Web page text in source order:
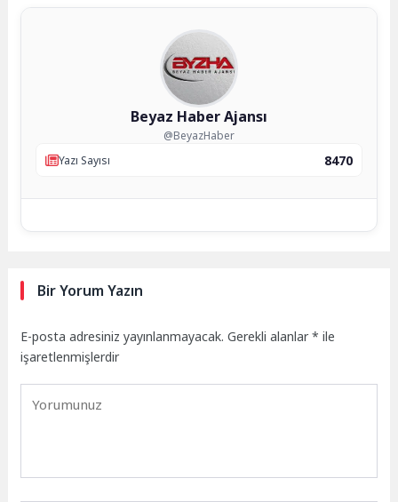
Beyaz Haber Ajansı
@BeyazHaber
Yazı Sayısı
8470
Bir Yorum Yazın
E-posta adresiniz yayınlanmayacak. Gerekli alanlar* ile
işaretlenmişlerdir